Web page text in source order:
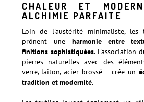
CHALEUR ET
ALCHIMIE PARFAITE
Loin de l’austérité minimaliste, les
prônent une harmonie entre
finitions sophistiquées. L’association
pierres naturelles avec des
verre, laiton, acier brossé – crée un
tradition et modernité.